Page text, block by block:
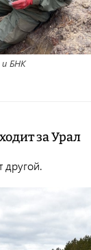
и БНК
за Урал
другой.